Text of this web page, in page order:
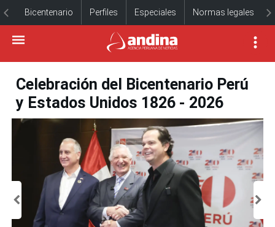
Bicentenario Perfiles Especiales Normas legales
Celebración del Bicentenario Perú
y Estados Unidos 1826 - 2026